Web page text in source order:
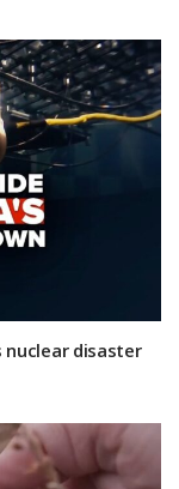
nuclear disaster